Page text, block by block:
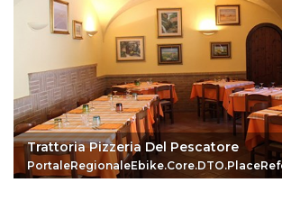
Trattoria Pizzeria Del Pescatore